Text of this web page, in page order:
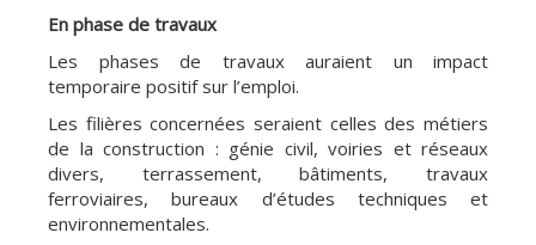
En phase de travaux
Les phases de travaux auraient un impact
temporaire positif sur l’emploi.
Les filières concernées seraient celles des métiers
de la construction : génie civil, voiries et réseaux
divers, terrassement, bâtiments, travaux
ferroviaires, bureaux d’études techniques et
environnementales.